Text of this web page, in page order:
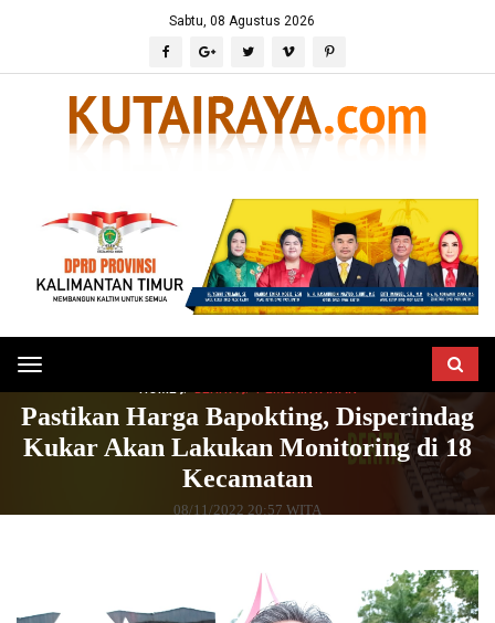
Sabtu, 08 Agustus 2026
Toggle
navigation
Pastikan Harga Bapokting, Disperindag
Kukar Akan Lakukan Monitoring di 18
Kecamatan
08/11/2022 20:57 WITA